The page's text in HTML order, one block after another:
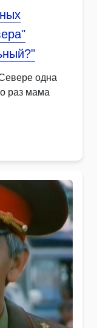
одна
раз мама